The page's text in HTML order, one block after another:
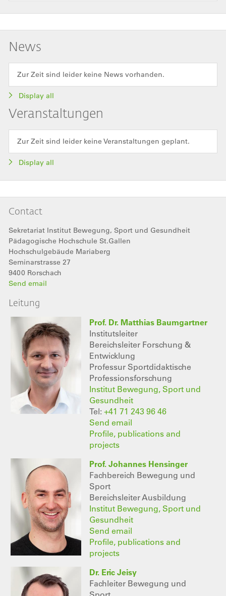
News
Zur Zeit sind leider keine News vorhanden.
Display all
Veranstaltungen
Zur Zeit sind leider keine Veranstaltungen geplant.
Display all
Contact
Sekretariat Institut Bewegung, Sport und Gesundheit
Pädagogische Hochschule St.Gallen
Hochschulgebäude Mariaberg
Seminarstrasse 27
9400 Rorschach
Send email
Leitung
Prof. Dr. Matthias Baumgartner
Institutsleiter
Bereichsleiter Forschung &
Entwicklung
Professur Sportdidaktische
Professionsforschung
Institut Bewegung, Sport und
Gesundheit
Tel: +41 71 243 96 46
Send email
Profile, publications and
projects
Prof. Johannes Hensinger
Fachbereich Bewegung und
Sport
Bereichsleiter Ausbildung
Institut Bewegung, Sport und
Gesundheit
Send email
Profile, publications and
projects
Dr. Eric Jeisy
Fachleiter Bewegung und